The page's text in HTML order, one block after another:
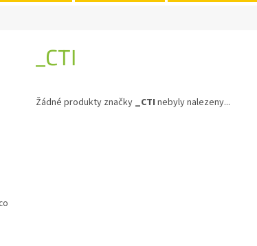
_CTI
Žádné produkty značky _CTI nebyly nalezeny...